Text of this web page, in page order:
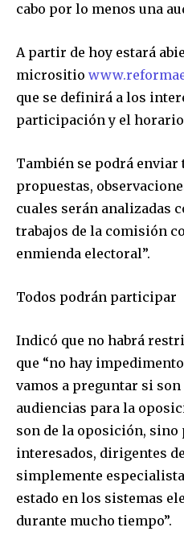
Únete a nuestra
suscriptores y
conversación.
respetamos tu privacidad y no
Política de Privacidad
cabo por lo menos una
A partir de hoy estará
micrositio
que se definirá a los
participación y el
También se podrá enviar
propuestas,
cuales serán analizadas
trabajos de la comisión
enmienda electoral”.
Todos podrán participar
Indicó que no habrá
que “no hay
vamos a preguntar si
audiencias para la
son de la oposición, sino
interesados, dirigentes
simplemente
estado en los sistemas
durante mucho tiempo”.